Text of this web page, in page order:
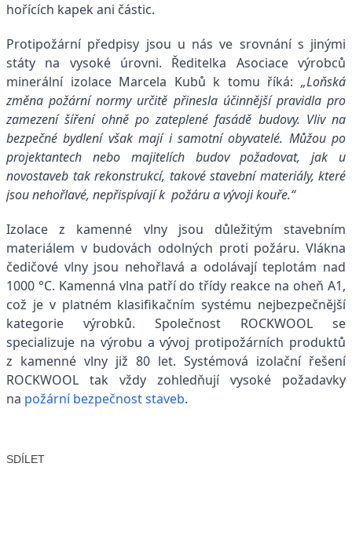
hořících kapek ani částic.
Protipožární předpisy jsou u nás ve srovnání s jinými
státy na vysoké úrovni. Ředitelka Asociace výrobců
minerální izolace Marcela Kubů k tomu říká: „Loňská
změna požární normy určitě přinesla účinnější pravidla pro
zamezení šíření ohně po zateplené fasádě budovy. Vliv na
bezpečné bydlení však mají i samotní obyvatelé. Můžou po
projektantech nebo majitelích budov požadovat, jak u
novostaveb tak rekonstrukcí, takové stavební materiály, které
jsou nehořlavé, nepřispívají k požáru a vývoji kouře.“
Izolace z kamenné vlny jsou důležitým stavebním
materiálem v budovách odolných proti požáru. Vlákna
čedičové vlny jsou nehořlavá a odolávají teplotám nad
1000 °C. Kamenná vlna patří do třídy reakce na oheň A1,
což je v platném klasifikačním systému nejbezpečnější
kategorie výrobků. Společnost ROCKWOOL se
specializuje na výrobu a vývoj protipožárních produktů
z kamenné vlny již 80 let. Systémová izolační řešení
ROCKWOOL tak vždy zohledňují vysoké požadavky
na požární bezpečnost staveb.
SDÍLET